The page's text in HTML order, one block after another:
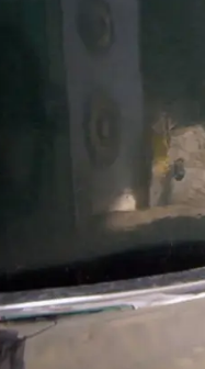
Rust Bros,
automoción
de Connor:un
comprado el
que no lo